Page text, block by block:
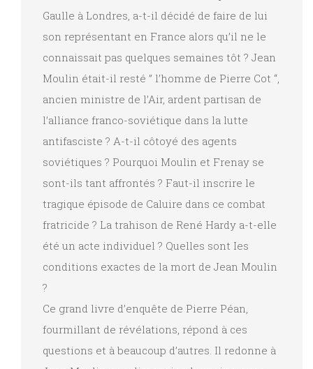
Gaulle à Londres, a-t-il décidé de faire de lui
son représentant en France alors qu’il ne le
connaissait pas quelques semaines tôt ? Jean
Moulin était-il resté ” l’homme de Pierre Cot “,
ancien ministre de l’Air, ardent partisan de
l’alliance franco-soviétique dans la lutte
antifasciste ? A-t-il côtoyé des agents
soviétiques ? Pourquoi Moulin et Frenay se
sont-ils tant affrontés ? Faut-il inscrire le
tragique épisode de Caluire dans ce combat
fratricide ? La trahison de René Hardy a-t-elle
été un acte individuel ? Quelles sont Ies
conditions exactes de la mort de Jean Moulin
?
Ce grand livre d’enquête de Pierre Péan,
fourmillant de révélations, répond à ces
questions et à beaucoup d’autres. Il redonne à